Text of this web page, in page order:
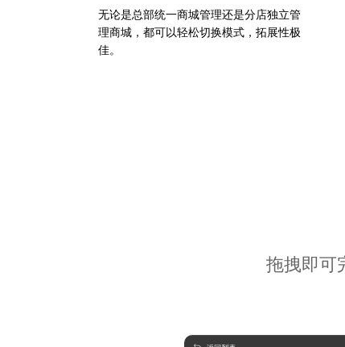
无论是总部统一商城管理还是分店独立管
理商城，都可以轻松切换模式，拓展性极
佳。
拖拽即可